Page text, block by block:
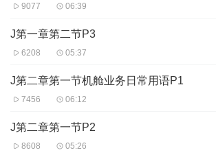
9077 06:39
J第一章第二节P3
6208 05:37
J第二章第一节机舱业务日常用语P1
7456 06:12
J第二章第一节P2
8608 05:26